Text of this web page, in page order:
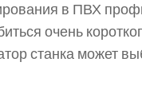
в ПВХ
очень
станка может